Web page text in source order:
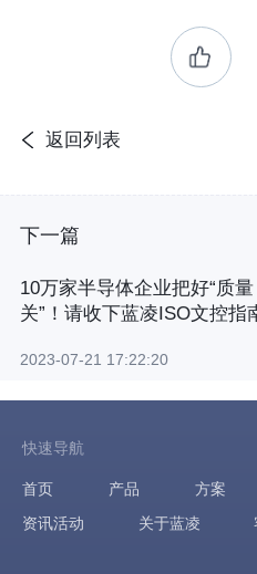
返回列表
下一篇
10万家半导体企业把好“质量
关”！请收下蓝凌ISO文控指
2023-07-21 17:22:20
快速导航
首页 产品 方案
资讯活动
关于蓝凌